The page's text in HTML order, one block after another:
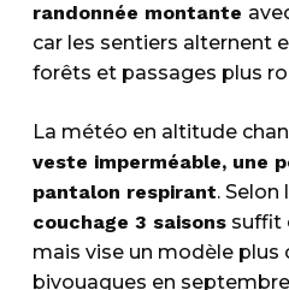
randonnée montante
car les sentiers alternent
forêts et passages plus
La météo en altitude
veste imperméable, une
pantalon respirant. Selon
couchage 3 saisonssuffit
mais vise un modèle plus
bivouaques en